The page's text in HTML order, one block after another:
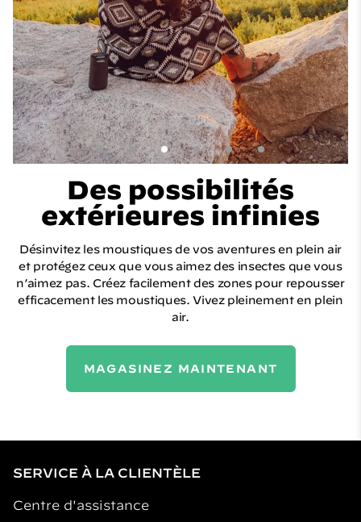
Des possibilités
extérieures infinies
Désinvitez les moustiques de vos aventures en plein air
et protégez ceux que vous aimez des insectes que vous
n’aimez pas. Créez facilement des zones pour repousser
efficacement les moustiques. Vivez pleinement en plein
air.
MAGASINEZ MAINTENANT
SERVICE À LA CLIENTÈLE
Centre d'assistance